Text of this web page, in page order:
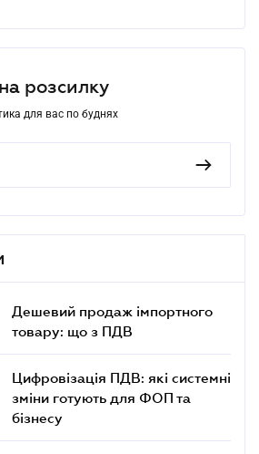
розсилку
для вас по буднях
Дешевий продаж імпортного
товару: що з ПДВ
Цифровізація ПДВ: які системні
зміни готують для ФОП та
бізнесу